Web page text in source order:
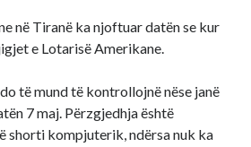
per Lotarine amerikane online
Llotaria amerikane bëhet me pagesë, 1
amerikane bëhet me pagesë, 1
në Tiranë ka njoftuar datën se kur
e Lotarisë Amerikane.
të mund të kontrollojnë nëse janë
7 maj. Përzgjedhja është
shorti kompjuterik, ndërsa nuk ka